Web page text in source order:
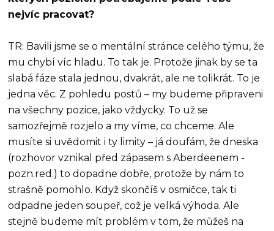
nejvíc pracovat?
TR: Bavili jsme se o mentální stránce celého týmu, že
mu chybí víc hladu. To tak je. Protože jinak by se ta
slabá fáze stala jednou, dvakrát, ale ne tolikrát. To je
jedna věc. Z pohledu postů – my budeme připraveni
na všechny pozice, jako vždycky. To už se
samozřejmě rozjelo a my víme, co chceme. Ale
musíte si uvědomit i ty limity – já doufám, že dneska
(rozhovor vznikal před zápasem s Aberdeenem -
pozn.red.) to dopadne dobře, protože by nám to
strašně pomohlo. Když skončíš v osmičce, tak ti
odpadne jeden soupeř, což je velká výhoda. Ale
stejně budeme mít problém v tom, že můžeš na